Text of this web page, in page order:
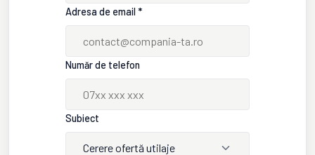
Adresa de email *
Număr de telefon
Subiect
Cerere ofertă utilaje